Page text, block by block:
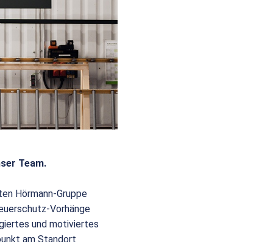
Team.
Hörmann-Gruppe
Vorhänge
und motiviertes
am Standort